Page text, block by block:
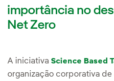
importância no
Net Zero
A iniciativa Science Based
organização corporativa